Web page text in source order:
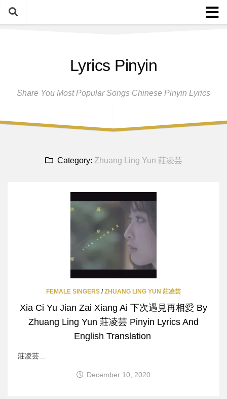
Skip
Disclaimer And Privacy Policy
Lyrics Pinyin
Share You Most Popular Songs Chinese Pinyin Lyrics
Category: Zhuang Ling Yun 莊凌芸
FEMALE SINGERS / ZHUANG LING YUN 莊凌芸
Xia Ci Yu Jian Zai Xiang Ai 下次遇見再相愛 By
Zhuang Ling Yun 莊凌芸 Pinyin Lyrics And
English Translation
莊凌芸...
December 10, 2020